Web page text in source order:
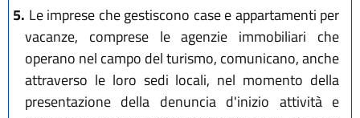
5. Le imprese che gestiscono case e appartamenti per
vacanze, comprese le agenzie immobiliari che
operano nel campo del turismo, comunicano, anche
attraverso le loro sedi locali, nel momento della
presentazione della denuncia d'inizio attività e